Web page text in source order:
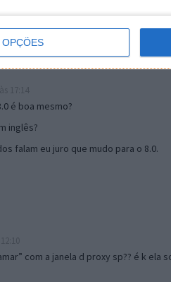
OPÇÕES
é boa mesmo?
inglês?
falam eu juro que mudo para o 8.0.
com a janela d proxy sp?? é k ela